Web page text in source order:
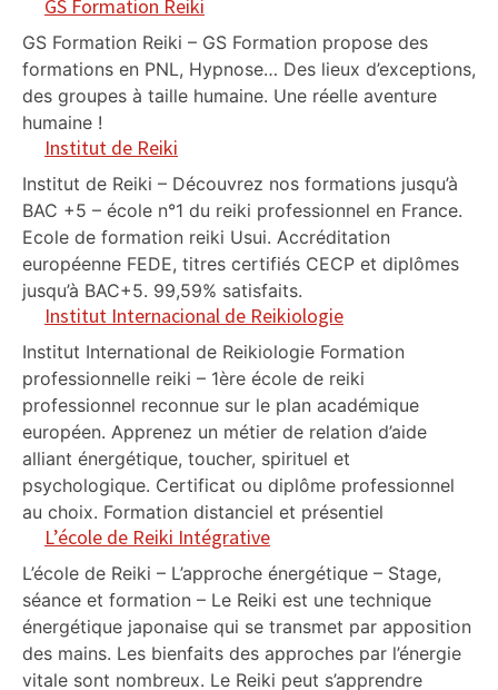
GS Formation Reiki
GS Formation Reiki – GS Formation propose des
formations en PNL, Hypnose… Des lieux d’exceptions,
des groupes à taille humaine. Une réelle aventure
humaine !
Institut de Reiki
Institut de Reiki – Découvrez nos formations jusqu’à
BAC +5 – école n°1 du reiki professionnel en France.
Ecole de formation reiki Usui. Accréditation
européenne FEDE, titres certifiés CECP et diplômes
jusqu’à BAC+5. 99,59% satisfaits.
Institut Internacional de Reikiologie
Institut International de Reikiologie Formation
professionnelle reiki – 1ère école de reiki
professionnel reconnue sur le plan académique
européen. Apprenez un métier de relation d’aide
alliant énergétique, toucher, spirituel et
psychologique. Certificat ou diplôme professionnel
au choix. Formation distanciel et présentiel
L’école de Reiki Intégrative
L’école de Reiki – L’approche énergétique – Stage,
séance et formation – Le Reiki est une technique
énergétique japonaise qui se transmet par apposition
des mains. Les bienfaits des approches par l’énergie
vitale sont nombreux. Le Reiki peut s’apprendre